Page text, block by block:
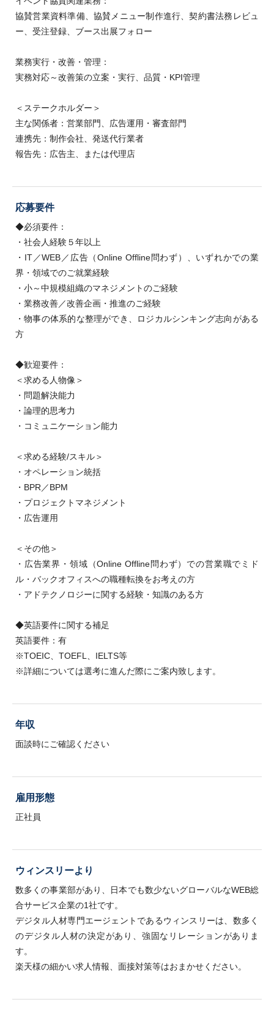
協賛営業資料準備、協賛メニュー制作進行、契約書法務レビュ
ー、受注登録、ブース出展フォロー
業務実行・改善・管理：
実務対応～改善策の立案・実行、品質・KPI管理
＜ステークホルダー＞
主な関係者：営業部門、広告運用・審査部門
連携先：制作会社、発送代行業者
報告先：広告主、または代理店
応募要件
◆必須要件：
・社会人経験５年以上
・IT／WEB／広告（Online Offline問わず）、いずれかでの業
界・領域でのご就業経験
・小～中規模組織のマネジメントのご経験
・業務改善／改善企画・推進のご経験
・物事の体系的な整理ができ、ロジカルシンキング志向がある
方
◆歓迎要件：
＜求める人物像＞
・問題解決能力
・論理的思考力
・コミュニケーション能力
＜求める経験/スキル＞
・オペレーション統括
・BPR／BPM
・プロジェクトマネジメント
・広告運用
＜その他＞
・広告業界・領域（Online Offline問わず）での営業職でミド
ル・バックオフィスへの職種転換をお考えの方
・アドテクノロジーに関する経験・知識のある方
◆英語要件に関する補足
英語要件：有
※TOEIC、TOEFL、IELTS等
※詳細については選考に進んだ際にご案内致します。
年収
面談時にご確認ください
雇用形態
正社員
ウィンスリーより
数多くの事業部があり、日本でも数少ないグローバルなWEB総
合サービス企業の1社です。
デジタル人材専門エージェントであるウィンスリーは、数多く
のデジタル人材の決定があり、強固なリレーションがありま
す。
楽天様の細かい求人情報、面接対策等はおまかせください。